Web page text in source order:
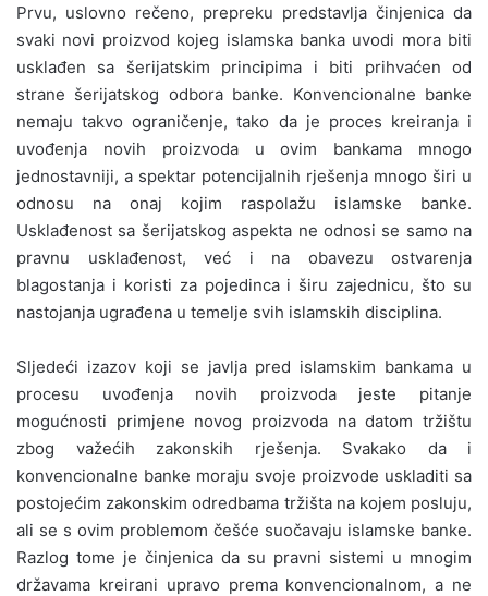
Prvu, uslovno rečeno, prepreku predstavlja činjenica da
svaki novi proizvod kojeg islamska banka uvodi mora biti
usklađen sa šerijatskim principima i biti prihvaćen od
strane šerijatskog odbora banke. Konvencionalne banke
nemaju takvo ograničenje, tako da je proces kreiranja i
uvođenja novih proizvoda u ovim bankama mnogo
jednostavniji, a spektar potencijalnih rješenja mnogo širi u
odnosu na onaj kojim raspolažu islamske banke.
Usklađenost sa šerijatskog aspekta ne odnosi se samo na
pravnu usklađenost, već i na obavezu ostvarenja
blagostanja i koristi za pojedinca i širu zajednicu, što su
nastojanja ugrađena u temelje svih islamskih disciplina.
Sljedeći izazov koji se javlja pred islamskim bankama u
procesu uvođenja novih proizvoda jeste pitanje
mogućnosti primjene novog proizvoda na datom tržištu
zbog važećih zakonskih rješenja. Svakako da i
konvencionalne banke moraju svoje proizvode uskladiti sa
postojećim zakonskim odredbama tržišta na kojem posluju,
ali se s ovim problemom češće suočavaju islamske banke.
Razlog tome je činjenica da su pravni sistemi u mnogim
državama kreirani upravo prema konvencionalnom, a ne